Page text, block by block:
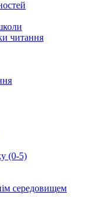
читання
(0-5)
середовищем